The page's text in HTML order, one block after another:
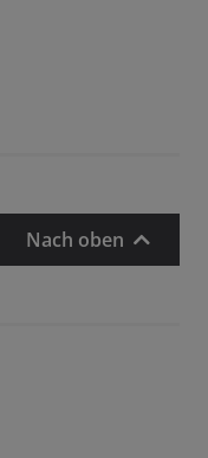
Nach oben